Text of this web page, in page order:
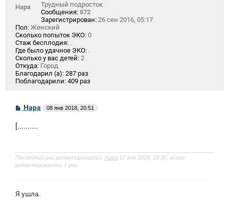
Нара
Трудный подросток
Сообщения: 872
Зарегистрирован: 26 сен 2016, 05:17
Пол: Женский
Сколько попыток ЭКО: 0
Стаж бесплодия: .
Где было удачное ЭКО: .
Сколько у вас детей: 2
Откуда: Город
Благодарил (а): 287 раз
Поблагодарили: 409 раз
С
б
и
е
Нара 08 янв 2018, 20:51
[..........
Последний раз редактировалось Нара 17 янв 2018, 19:30, всего
редактировалось 1 раз.
Я ушла.